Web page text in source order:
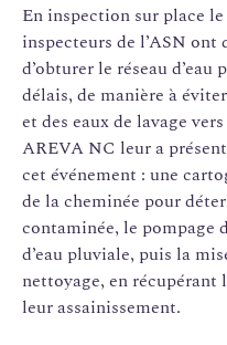
En inspection sur place
inspecteurs de l’ASN ont
d’obturer le réseau
délais, de manière à
et des eaux de lavage
AREVA NC leur a
cet événement : une
de la cheminée pour
contaminée, le pompage
d’eau pluviale, puis la
nettoyage, en récupérant
leur assainissement.